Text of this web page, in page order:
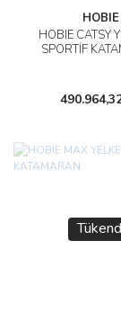
HOBIE
HOBIE CATSY
SPORTİF